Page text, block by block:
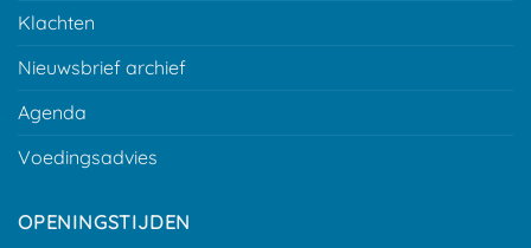
Klachten
Nieuwsbrief archief
Agenda
Voedingsadvies
OPENINGSTIJDEN